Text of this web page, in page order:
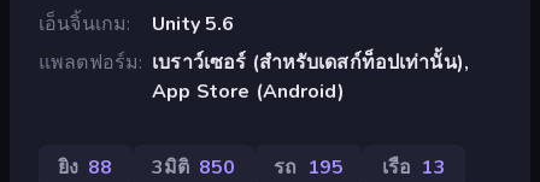
เอ็นจิ้นเกม
Unity 5.6
แพลตฟอร์ม
เบราว์เซอร์ (สำหรับเดสก์ท็อปเท่านั้น),
App Store (Android)
ยิง 88 3มิติ 850 รถ 195 เรือ 13